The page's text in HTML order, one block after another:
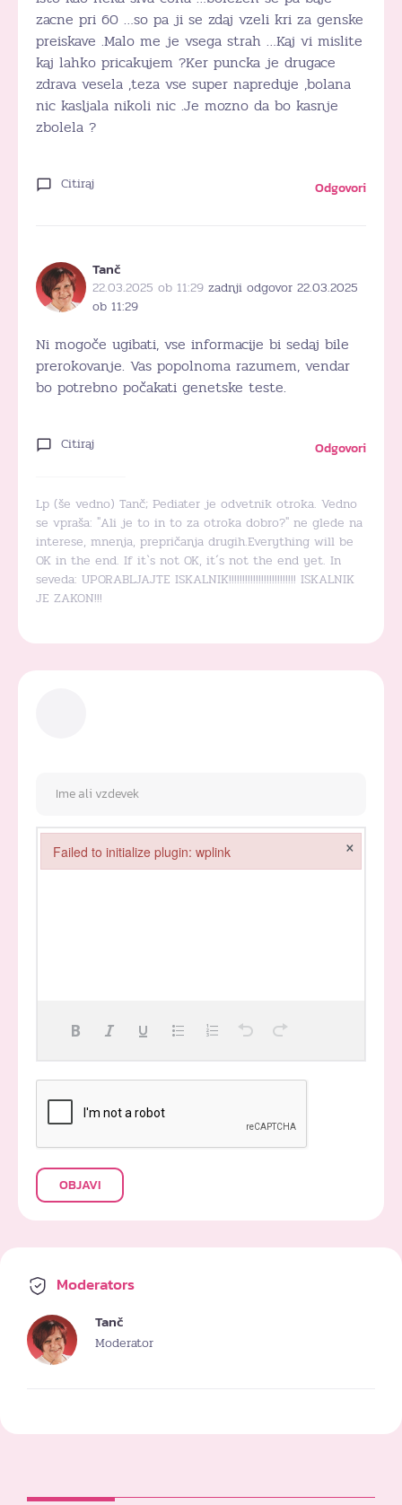
zacne pri 60 …so pa ji se zdaj vzeli kri za genske
preiskave .Malo me je vsega strah …Kaj vi mislite
kaj lahko pricakujem ?Ker puncka je drugace
zdrava vesela ,teza vse super napreduje ,bolana
nic kasljala nikoli nic .Je mozno da bo kasnje
zbolela ?
Citiraj Odgovori
Tanč
22.03.2025 ob 11:29 zadnji odgovor 22.03.2025
ob 11:29
Ni mogoče ugibati, vse informacije bi sedaj bile
prerokovanje. Vas popolnoma razumem, vendar
bo potrebno počakati genetske teste.
Citiraj Odgovori
Lp (še vedno) Tanč; Pediater je odvetnik otroka. Vedno
se vpraša: "Ali je to in to za otroka dobro?" ne glede na
interese, mnenja, prepričanja drugih.Everything will be
OK in the end. If it`s not OK, it´s not the end yet. In
seveda: UPORABLJAJTE ISKALNIK!!!!!!!!!!!!!!!!!!!!!!!!! ISKALNIK
JE ZAKON!!!
OBJAVI
Moderators
Tanč
Moderator
Failed to initialize plugin: wplink ×
Failed to initialize plugin: wplink